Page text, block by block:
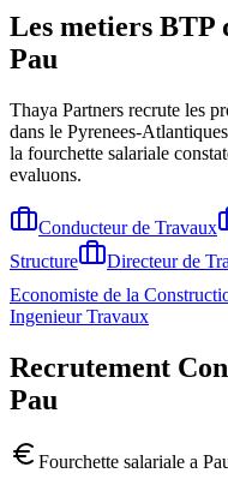
Les metiers BTP
Pau
Thaya Partners recrute les
dans le Pyrenees-Atlantiques
la fourchette salariale
evaluons.
Conducteur de Travaux
Structure
Directeur de
Economiste de la
Ingenieur Travaux
Recrutement
Pau
Fourchette salariale a